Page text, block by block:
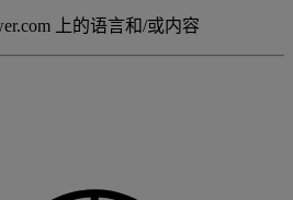
上的语言和/或内容